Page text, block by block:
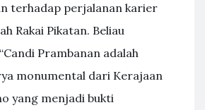
terhadap perjalanan karier
Rakai Pikatan. Beliau
Prambanan adalah
monumental dari Kerajaan
yang menjadi bukti